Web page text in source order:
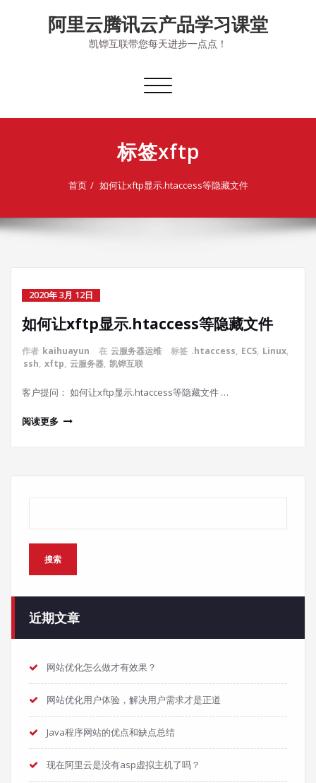
阿里云腾讯云产品学习课堂
凯铧互联带您每天进步一点点！
切
导
标签xftp
首页 如何让xftp显示.htaccess等隐藏文件
2020年 3月 12日
如何让xftp显示.htaccess等隐藏文件
作者 kaihuayun 在 云服务器运维 标签 .htaccess, ECS, Linux,
ssh, xftp, 云服务器, 凯铧互联
客户提问： 如何让xftp显示.htaccess等隐藏文件 …
阅读更多
搜索
近期文章
网站优化怎么做才有效果？
网站优化用户体验，解决用户需求才是正道
Java程序网站的优点和缺点总结
现在阿里云是没有asp虚拟主机了吗？